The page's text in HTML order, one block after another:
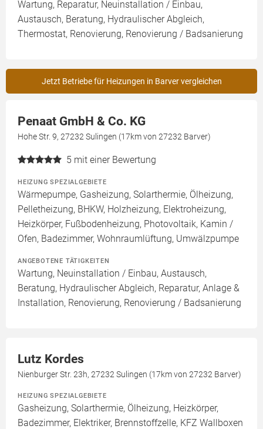
Wartung, Reparatur, Neuinstallation / Einbau,
Austausch, Beratung, Hydraulischer Abgleich,
Thermostat, Renovierung, Renovierung / Badsanierung
Jetzt Betriebe für Heizungen in Barver vergleichen
Penaat GmbH & Co. KG
Hohe Str. 9, 27232 Sulingen (17km von 27232 Barver)
5 mit einer Bewertung
HEIZUNG SPEZIALGEBIETE
Wärmepumpe, Gasheizung, Solarthermie, Ölheizung,
Pelletheizung, BHKW, Holzheizung, Elektroheizung,
Heizkörper, Fußbodenheizung, Photovoltaik, Kamin /
Ofen, Badezimmer, Wohnraumlüftung, Umwälzpumpe
ANGEBOTENE TÄTIGKEITEN
Wartung, Neuinstallation / Einbau, Austausch,
Beratung, Hydraulischer Abgleich, Reparatur, Anlage &
Installation, Renovierung, Renovierung / Badsanierung
Lutz Kordes
Nienburger Str. 23h, 27232 Sulingen (17km von 27232 Barver)
HEIZUNG SPEZIALGEBIETE
Gasheizung, Solarthermie, Ölheizung, Heizkörper,
Badezimmer, Elektriker, Brennstoffzelle, KFZ Wallboxen